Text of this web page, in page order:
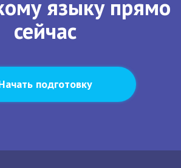
языку прямо
сейчас
подготовку